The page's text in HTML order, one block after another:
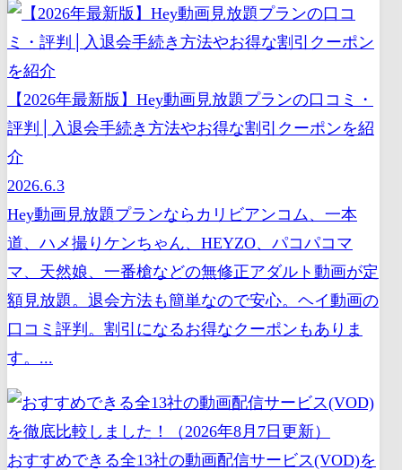
【2026年最新版】Hey動画見放題プランの口コミ・
評判│入退会手続き方法やお得な割引クーポンを紹
介
2026.6.3
Hey動画見放題プランならカリビアンコム、一本
道、ハメ撮りケンちゃん、HEYZO、パコパコマ
マ、天然娘、一番槍などの無修正アダルト動画が定
額見放題。退会方法も簡単なので安心。ヘイ動画の
口コミ評判。割引になるお得なクーポンもありま
す。...
おすすめできる全13社の動画配信サービス(VOD)を